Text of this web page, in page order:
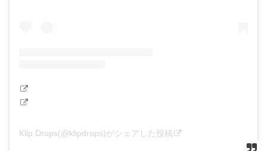
Klip Drops(@klipdrops)がシェアした投稿